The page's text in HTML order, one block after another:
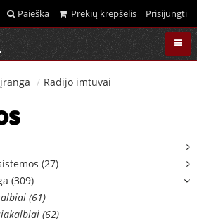
Paieška Prekių krepšelis Prisijungti
Radijo imtuvai
(27)
(309)
(61)
(62)